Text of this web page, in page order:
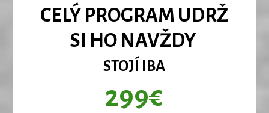
CELÝ PROGRAM UDRŽ
SI HO NAVŽDY
STOJÍ IBA
299€